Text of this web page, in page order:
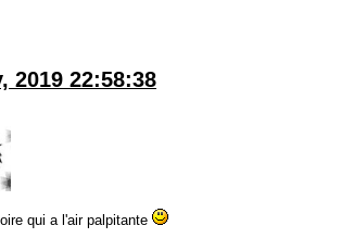
2019 22:58:38
qui a l'air palpitante